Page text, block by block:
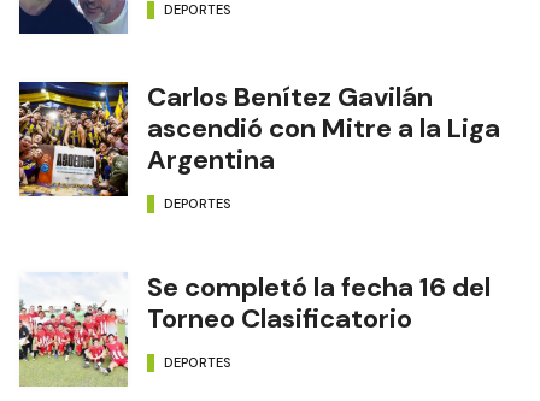
DEPORTES
Carlos Benítez Gavilán
ascendió con Mitre a la Liga
Argentina
DEPORTES
Se completó la fecha 16 del
Torneo Clasificatorio
DEPORTES